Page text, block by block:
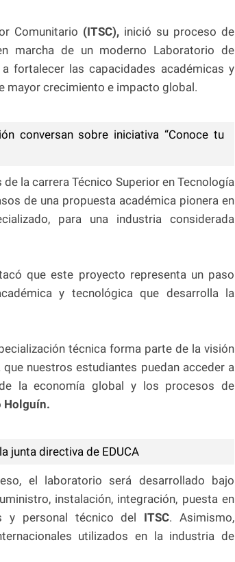
Comunitario (ITSC), inició su proceso de
marcha de un moderno Laboratorio de
fortalecer las capacidades académicas y
mayor crecimiento e impacto global.
conversan sobre iniciativa “Conoce tu
la carrera Técnico Superior en Tecnología
de una propuesta académica pionera en
para una industria considerada
que este proyecto representa un paso
y tecnológica que desarrolla la
técnica forma parte de la visión
nuestros estudiantes puedan acceder a
la economía global y los procesos de
Holguín.
junta directiva de EDUCA
el laboratorio será desarrollado bajo
instalación, integración, puesta en
y personal técnico del ITSC. Asimismo,
utilizados en la industria de